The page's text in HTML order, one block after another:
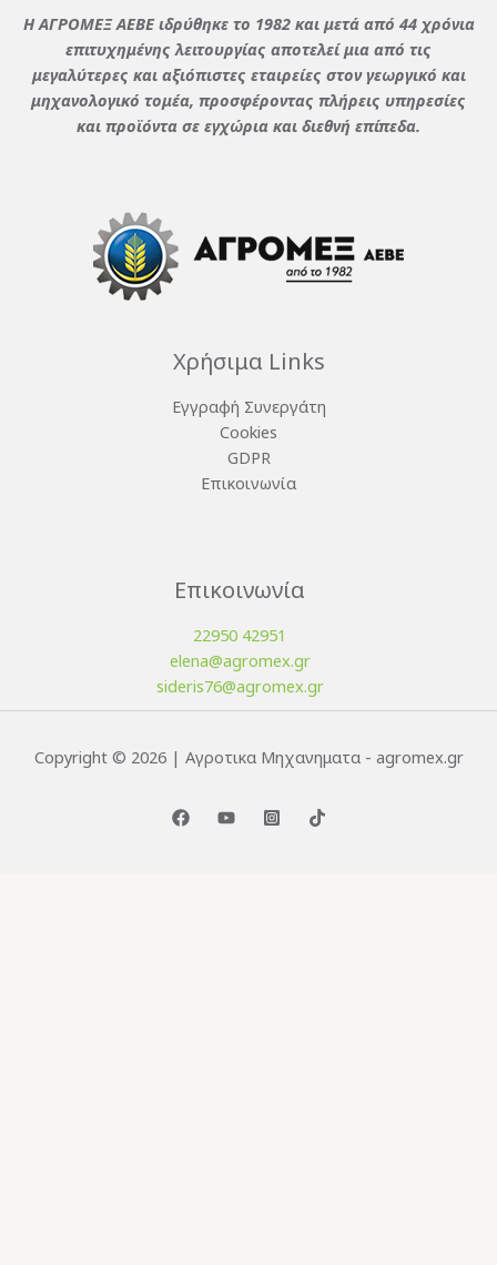
Η ΑΓΡΟΜΕΞ ΑΕΒΕ ιδρύθηκε το 1982 και μετά από 44 χρόνια
επιτυχημένης λειτουργίας αποτελεί μια από τις
μεγαλύτερες και αξιόπιστες εταιρείες στον γεωργικό και
μηχανολογικό τομέα, προσφέροντας πλήρεις υπηρεσίες
και προϊόντα σε εγχώρια και διεθνή επίπεδα.
Χρήσιμα Links
Εγγραφή Συνεργάτη
Cookies
GDPR
Επικοινωνία
Επικοινωνία
22950 42951
elena@agromex.gr
sideris76@agromex.gr
Copyright © 2026 | Αγροτικα Μηχανηματα - agromex.gr